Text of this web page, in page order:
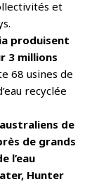
et
produisent
3 millions
68 usines de
recyclée
de
de grands
l’eau
Hunter